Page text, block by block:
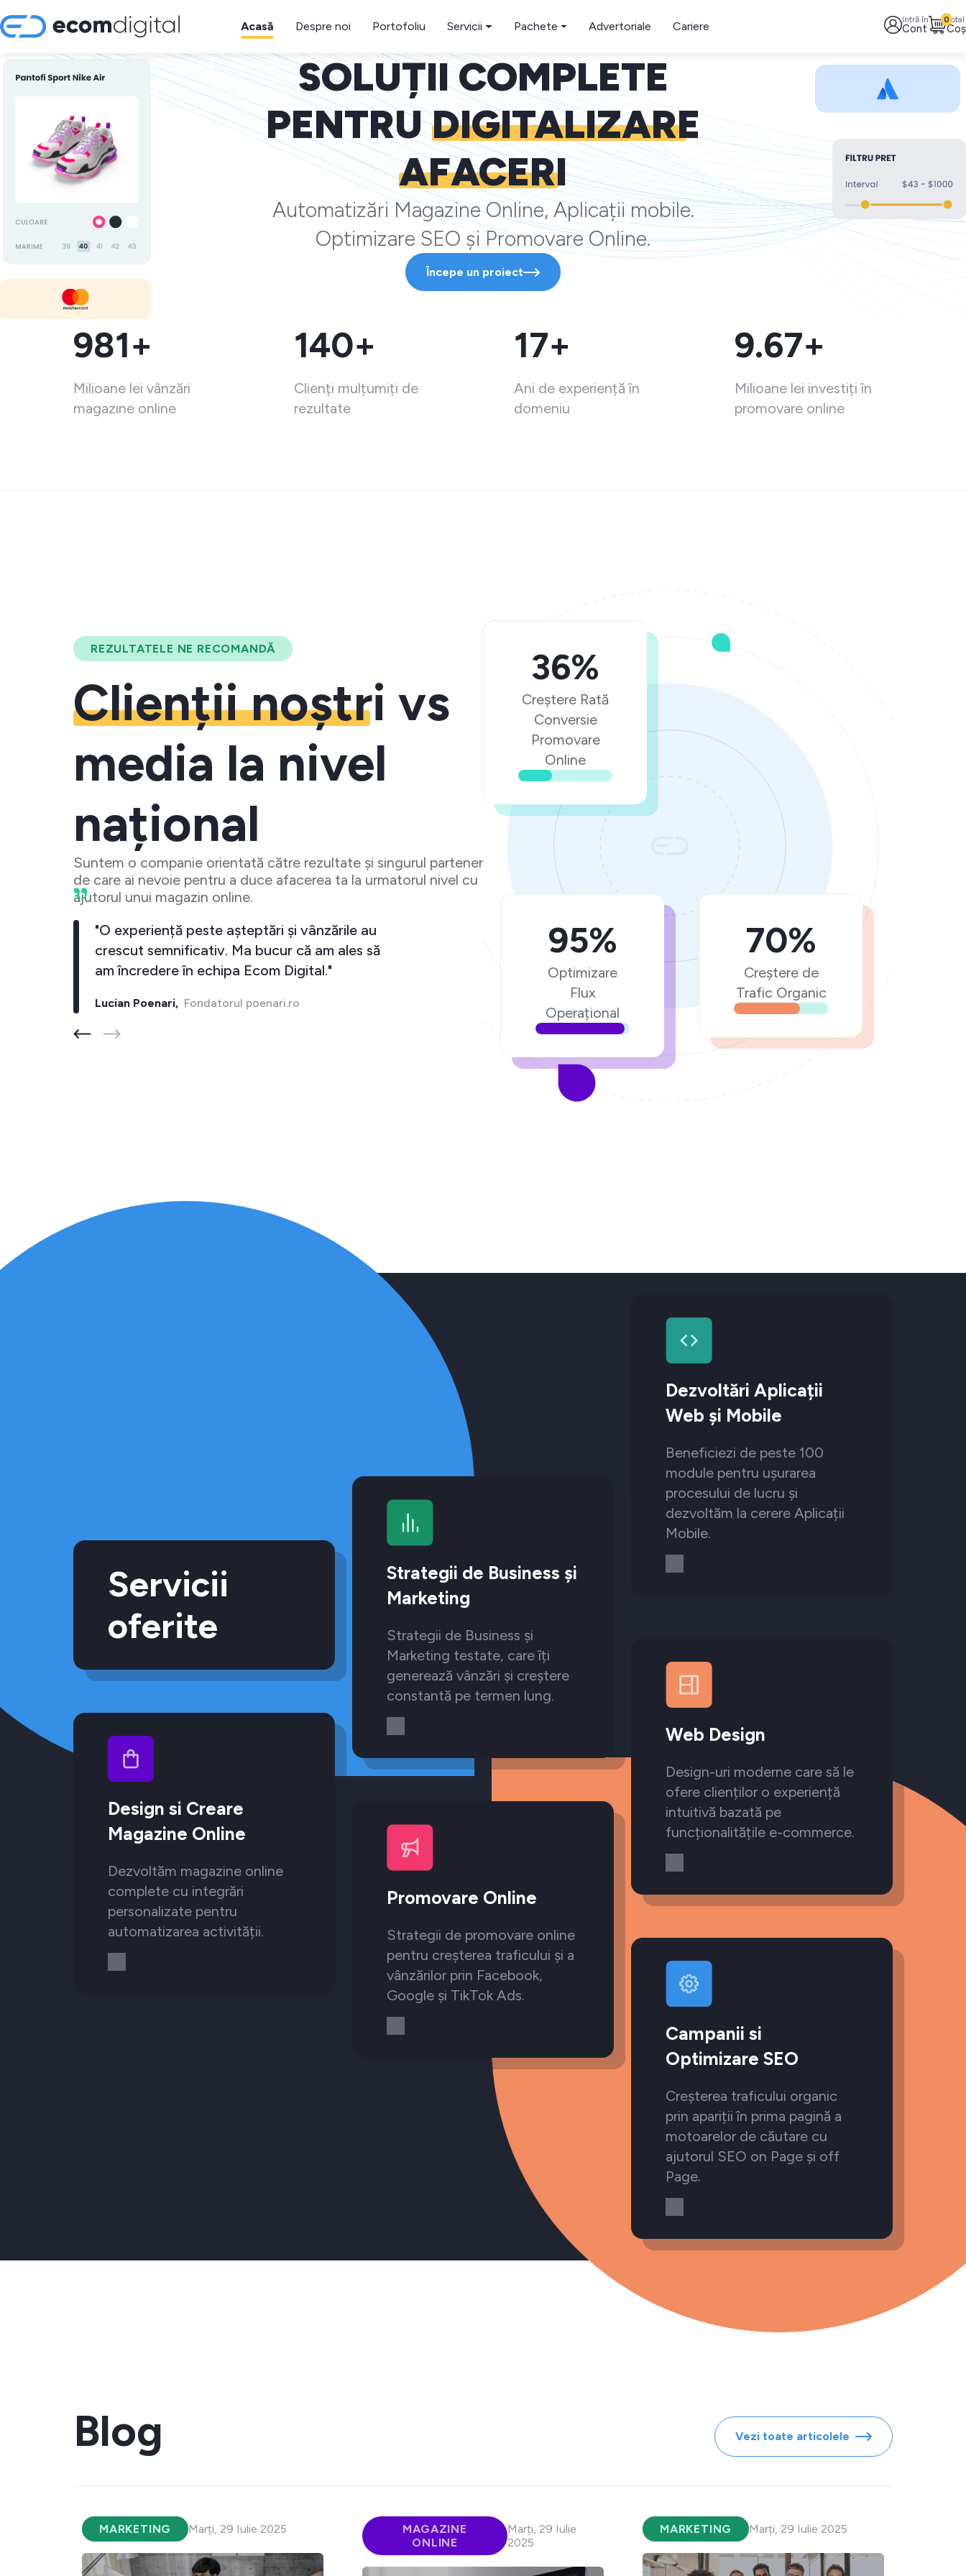
Acasă Despre noi Portofoliu Servicii Pachete Advertoriale Cariere Intră în
Cont
Total
Coș
0
SOLUȚII COMPLETE
PENTRUDIGITALIZARE
AFACERI
Automatizări Magazine Online, Aplicații mobile.
Optimizare SEO și Promovare Online.
Începe un proiect
981+
Milioane lei vânzări
magazine online
140+
Clienți mulțumiți de
rezultate
17+
Ani de experiență în
domeniu
9.67+
Milioane lei investiți în
promovare online
REZULTATELE NE RECOMANDĂ
Clienții noștri vs
media la nivel
național
Suntem o companie orientată către rezultate și singurul partener
de care ai nevoie pentru a duce afacerea ta la urmatorul nivel cu
ajutorul unui magazin online.
"Cu Ecom Digital business-ul meu a crescut
exponential. De fiecare data cand investesc
un Euro imi aduce cel putin 10 inapoi."
Cristi Bostan,Fondatorul barber-store.ro
"O experiență peste așteptări și vânzările au
crescut semnificativ. Ma bucur că am ales să
am încredere în echipa Ecom Digital."
36%
Creștere Rată
Conversie
Promovare
Online
95%
Optimizare
Flux
Operațional
70%
Creștere de
Trafic Organic
Servicii
oferite
Design si Creare
Magazine Online
Dezvoltăm magazine online
complete cu integrări
personalizate pentru
automatizarea activității.
Strategii de Business și
Marketing
Strategii de Business și
Marketing testate, care îți
generează vânzări și creștere
constantă pe termen lung.
Promovare Online
Strategii de promovare online
pentru creșterea traficului și a
vânzărilor prin Facebook,
Google și TikTok Ads.
Dezvoltări Aplicații
Web și Mobile
Beneficiezi de peste 100
module pentru ușurarea
procesului de lucru și
dezvoltăm la cerere Aplicații
Mobile.
Web Design
Design-uri moderne care să le
ofere clienților o experiență
intuitivă bazată pe
funcționalitățile e-commerce.
Campanii si
Optimizare SEO
Creșterea traficului organic
prin apariții în prima pagină a
motoarelor de căutare cu
ajutorul SEO on Page și off
Page.
Blog Vezi toate articolele
MARKETING Marți, 29 Iulie 2025
MAGAZINE
ONLINE
Marți, 29 Iulie
2025
MARKETING Marți, 29 Iulie 2025